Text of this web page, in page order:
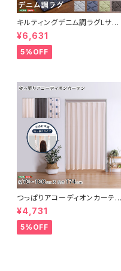
キルティングデニム調ラグLサイ
ズ(190x240cm)オールシーズ
ン、滑り止め付き、手洗い対応【D
erid-デリッド-】 DRG-L
¥6,631
5%OFF
つっぱりアコーディオンカーテ
ン 100×174cm SH-16-TA
DC
¥4,731
5%OFF